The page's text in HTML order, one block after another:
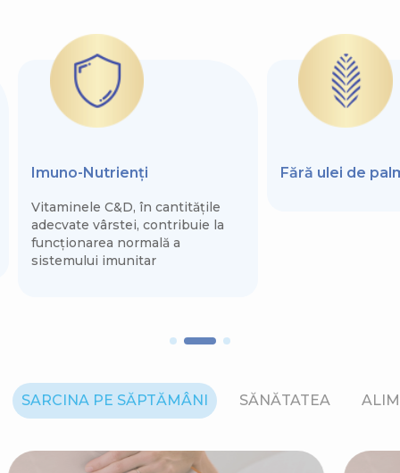
Imuno-Nutrienți
Vitaminele C&D, în cantitățile
adecvate vârstei, contribuie la
funcționarea normală a
sistemului imunitar
Fără ulei de
SARCINA PE SĂPTĂMÂNI SĂNĂTATEA